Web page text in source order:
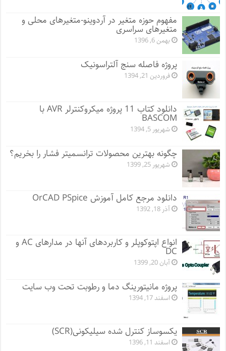
مفهوم حوزه متغیر در آردوینو-متغیرهای محلی و
متغیرهای سراسری
بهمن 6, 1396
پروژه فاصله سنج آلتراسونیک
فروردین 21, 1394
دانلود کتاب 11 پروژه میکروکنترلر AVR با
BASCOM
شهریور 5, 1394
چگونه بهترین محصولات ترانسمیتر فشار را بخریم؟
شهریور 25, 1399
دانلود مرجع کامل آموزش OrCAD PSpice
آذر 18, 1392
انواع اپتوکوپلر و کاربردهای آنها در مدارهای AC و
DC
آبان 20, 1399
پروژه مانيتورينگ دما و رطوبت تحت وب سایت
اسفند 17, 1394
یکسوساز کنترل شده سیلیکونی(SCR)
اسفند 11, 1396